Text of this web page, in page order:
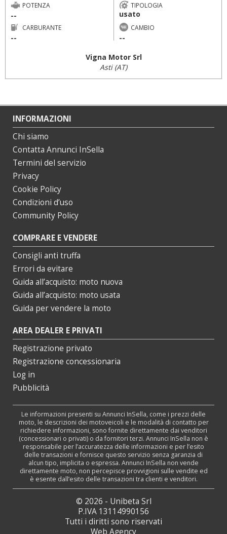
POTENZA
--
TIPOLOGIA
usato
CARBURANTE
--
CAMBIO
--
Vigna Motor Srl
Asti (AT)
INFORMAZIONI
Chi siamo
Contatta Annunci InSella
Termini del servizio
Privacy
Cookie Policy
Condizioni d’uso
Community Policy
COMPRARE E VENDERE
Consigli anti truffa
Errori da evitare
Guida all’acquisto: moto nuova
Guida all’acquisto: moto usata
Guida per vendere la moto
AREA DEALER E PRIVATI
Registrazione privato
Registrazione concessionaria
Log in
Pubblicità
Le informazioni presenti su Annunci InSella, come i prezzi delle
moto, le descrizioni dei motoveicoli e le modalità di contatto per
richiedere informazioni, sono fornite direttamente dai venditori
(concessionari o privati) o da fornitori terzi. Annunci InSella non è
responsabile per l’accuratezza delle informazioni e per l’esito
delle transazioni e fornisce questo servizio senza garanzia di
alcun tipo, implicita o espressa. Annunci InSella non vende
direttamente moto, non percepisce provvigioni sulle vendite ed
è esente dall’esito delle transazioni tra clienti e venditori.
© 2026 - Unibeta Srl
P.IVA 13114990156
Tutti i diritti sono riservati
Web Agency